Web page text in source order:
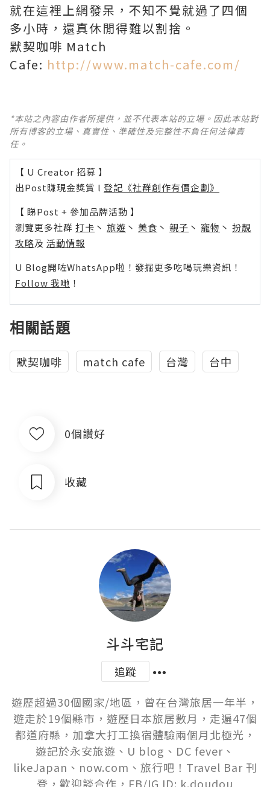
就在這裡上網發呆，不知不覺就過了四個
多小時，還真休閒得難以割捨。
默契咖啡 Match
Cafe: http://www.match-cafe.com/
*本站之內容由作者所提供，並不代表本站的立場。因此本站對
所有博客的立場、真實性、準確性及完整性不負任何法律責
任。
【 U Creator 招募 】
出Post賺現金獎賞 l 登記《社群創作有價企劃》
【 睇Post + 參加品牌活動 】
瀏覽更多社群 打卡 丶 旅遊 丶 美食 丶 親子 丶 寵物 丶 扮靚
攻略及 活動情報
U Blog開咗WhatsApp啦！發掘更多吃喝玩樂資訊！
Follow 我哋 ！
相關話題
默契咖啡 match cafe 台灣 台中
0個讚好
收藏
斗斗宅記
追蹤
遊歷超過30個國家/地區，曾在台灣旅居一年半，
遊走於19個縣市，遊歷日本旅居數月，走遍47個
都道府縣，加拿大打工換宿體驗兩個月北極光，
遊記於永安旅遊、U blog、DC fever、
likeJapan、now.com、旅行吧！Travel Bar 刊
登，歡迎談合作，FB/IG ID: k.doudou